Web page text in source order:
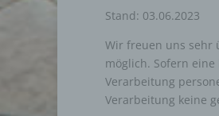
Stand: 03.06.2023
Wir freuen uns sehr
möglich. Sofern
Verarbeitung
Verarbeitung keine